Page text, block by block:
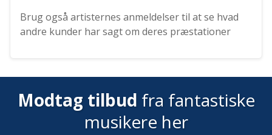
Brug også artisternes anmeldelser til at se hvad
andre kunder har sagt om deres præstationer
Modtag tilbud fra fantastiske
musikere her